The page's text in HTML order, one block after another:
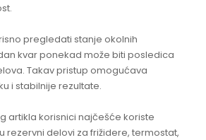
pregledati stanje okolnih
kvar ponekad može biti posledica
Takav pristup omogućava
i stabilnije rezultate.
artikla korisnici najčešće koriste
rezervni delovi za frižidere, termostat,